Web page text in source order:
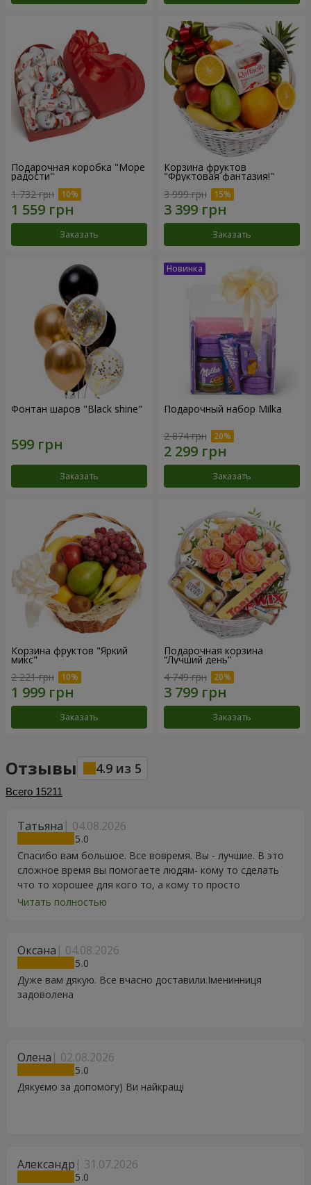
Подарочная коробка "Море
радости"
1 732 грн
Заказать
Корзина фруктов
"Фруктовая фантазия!"
3 999 грн
Заказать
Фонтан шаров "Black shine"
Заказать
Подарочный набор Milka
2 874 грн
Заказать
Корзина фруктов "Яркий
микс"
2 221 грн
Заказать
Подарочная корзина
“Лучший день”
4 749 грн
Заказать
Отзывы 4.9 из 5
Всего 15211
Татьяна 04.08.2026
5
Спасибо вам большое. Все вовремя. Вы - лучшие. В это
сложное время вы помогаете людям- кому то сделать
что то хорошее для кого то, а кому то просто
порадоваться цветам, подарку, тортику, поздравлению.
Читать полностью
Оксана 04.08.2026
5
Дуже вам дякую. Все вчасно доставили.Іменинниця
задоволена
Олена 02.08.2026
5
Дякуємо за допомогу) Ви найкращі
Александр 31.07.2026
5